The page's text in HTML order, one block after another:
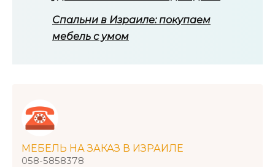
Спальни в Израиле: покупаем
мебель с умом
МЕБЕЛЬ НА ЗАКАЗ В ИЗРАИЛЕ
058-5858378